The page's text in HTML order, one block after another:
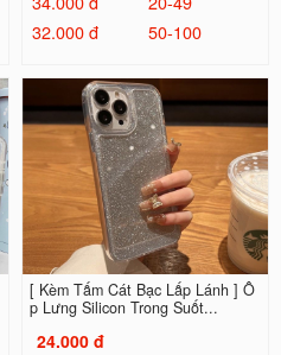
32.000 đ
50-100
[ Kèm Tấm Cát Bạc Lấp Lánh ] Ố
p Lưng Silicon Trong Suốt...
24.000 đ